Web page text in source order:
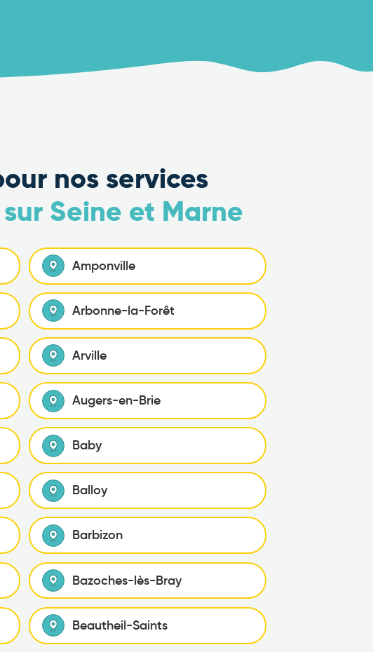
nos services
Seine et Marne
Amponville
Arbonne-la-Forêt
Arville
Augers-en-Brie
Baby
Balloy
Barbizon
Bazoches-lès-Bray
Beautheil-Saints